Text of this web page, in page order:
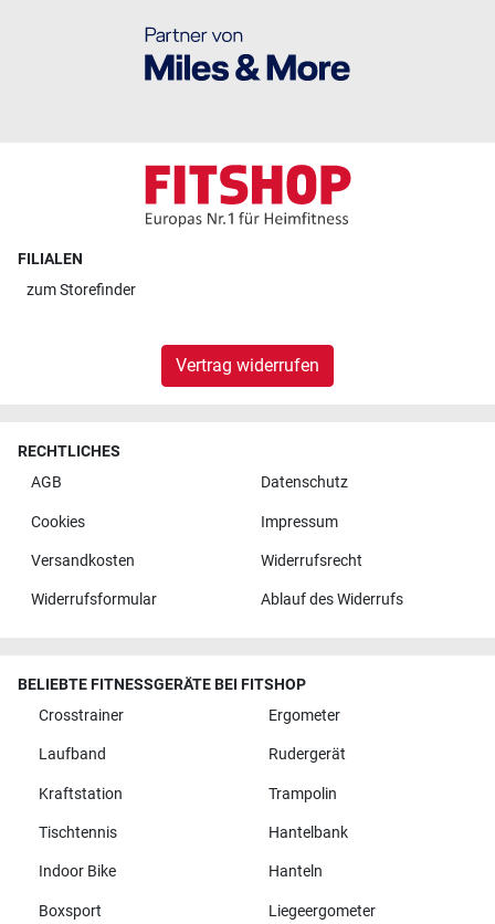
FILIALEN
zumStorefinder
Vertrag widerrufen
RECHTLICHES
AGB
Datenschutz
Cookies Impressum
Versandkosten Widerrufsrecht
Widerrufsformular Ablauf des Widerrufs
BELIEBTE FITNESSGERÄTE BEI FITSHOP
Crosstrainer
Ergometer
Laufband Rudergerät
Kraftstation Trampolin
Tischtennis Hantelbank
Indoor Bike Hanteln
Boxsport Liegeergometer